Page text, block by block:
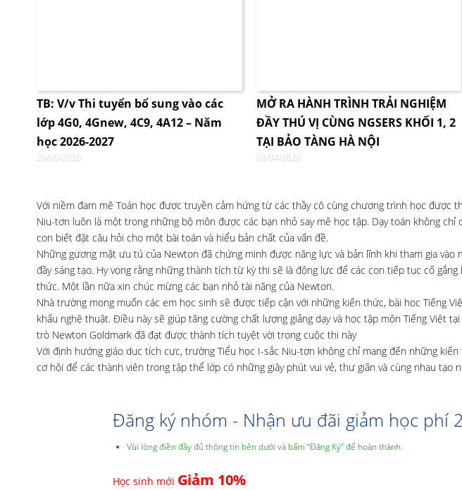
TB: V/v Thi tuyển bổ sung vào các
lớp 4G0, 4Gnew, 4C9, 4A12 – Năm
học 2026-2027
25/05/2026
MỞ RA HÀNH TRÌNH TRẢI NGHIỆM
ĐẦY THÚ VỊ CÙNG NGSERS KHỐI 1, 2
TẠI BẢO TÀNG HÀ NỘI
03/04/2026
Với niềm đam mê Toán học được truyền cảm hứng từ các thầy cô cùng chương trình học được
Niu-tơn luôn là một trong những bộ môn được các bạn nhỏ say mê học tập. Dạy toán không chỉ
con biết đặt câu hỏi cho một bài toán và hiểu bản chất của vấn đề.
Những gương mặt ưu tú của Newton đã chứng minh được năng lực và bản lĩnh khi tham gia
đầy sáng tạo. Hy vọng rằng những thành tích từ kỳ thi sẽ là động lực để các con tiếp tục cố
thức. Một lần nữa xin chúc mừng các bạn nhỏ tài năng của Newton.
Nhà trường mong muốn các em học sinh sẽ được tiếp cận với những kiến thức, bài học Tiếng
khấu nghệ thuật. Điều này sẽ giúp tăng cường chất lượng giảng dạy và học tập môn Tiếng Việt
trò Newton Goldmark đã đạt được thành tích tuyệt vời trong cuộc thi này
Với định hướng giáo dục tích cực, trường Tiểu học I-sắc Niu-tơn không chỉ mang đến những
cơ hội để các thành viên trong tập thể lớp có những giây phút vui vẻ, thư giãn và cùng nhau tạo
Đăng ký nhóm - Nhận ưu đãi giảm học phí
Vùi lòng điền đầy đủ thông tin bên dưới và bấm “Đăng Ký” để hoàn thành.
Học sinh mới Giảm 10%